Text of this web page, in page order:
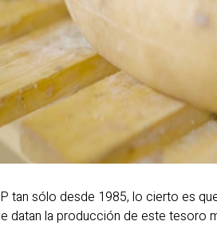
tan sólo desde 1985, lo cierto es
la producción de este tesoro